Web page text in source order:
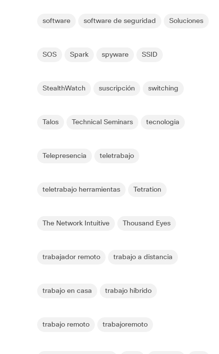
software software de seguridad Soluciones
SOS Spark spyware SSID
StealthWatch suscripción switching
Talos Technical Seminars tecnologia
Telepresencia teletrabajo
teletrabajo herramientas Tetration
The Network Intuitive Thousand Eyes
trabajador remoto trabajo a distancia
trabajo en casa trabajo híbrido
trabajo remoto trabajoremoto